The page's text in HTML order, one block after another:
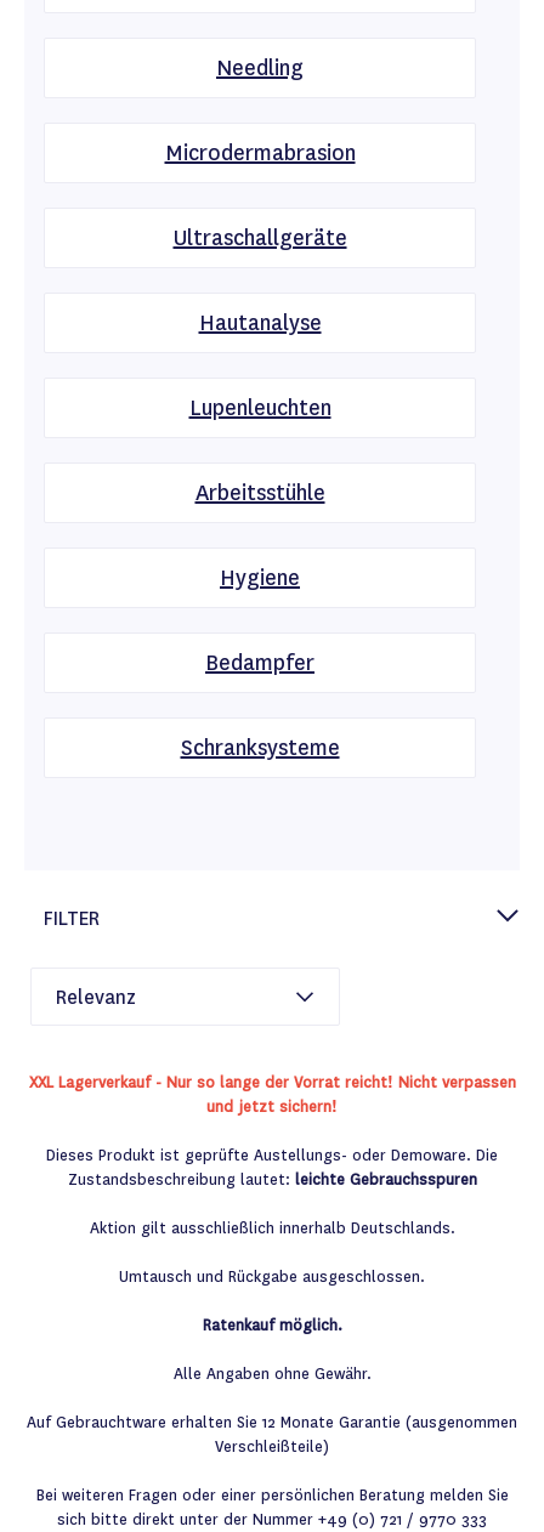
Needling
Microdermabrasion
Ultraschallgeräte
Hautanalyse
Lupenleuchten
Arbeitsstühle
Hygiene
Bedampfer
Schranksysteme
FILTER
XXL Lagerverkauf - Nur so lange der Vorrat reicht! Nicht verpassen
und jetzt sichern!
Dieses Produkt ist geprüfte Austellungs- oder Demoware. Die
Zustandsbeschreibung lautet: leichte Gebrauchsspuren
Aktion gilt ausschließlich innerhalb Deutschlands.
Umtausch und Rückgabe ausgeschlossen.
Ratenkauf möglich.
Alle Angaben ohne Gewähr.
Auf Gebrauchtware erhalten Sie 12 Monate Garantie (ausgenommen
Verschleißteile)
Bei weiteren Fragen oder einer persönlichen Beratung melden Sie
sich bitte direkt unter der Nummer +49 (0) 721 / 9770 333